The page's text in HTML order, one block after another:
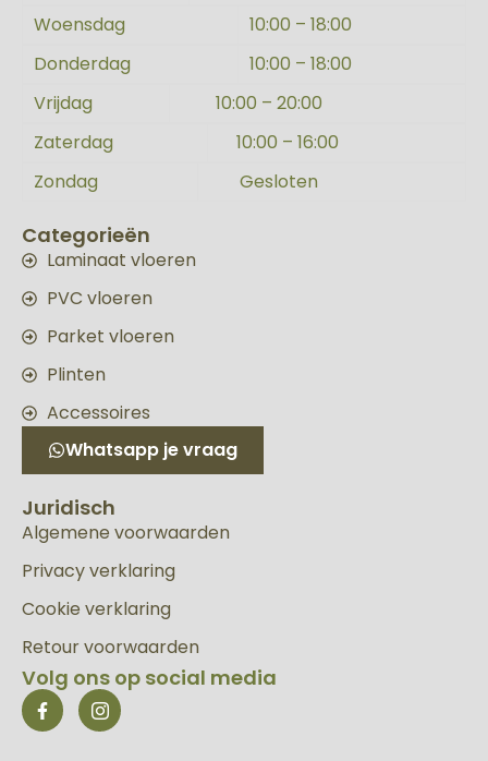
Woensdag
10:00 – 18:00
Donderdag
10:00 – 18:00
Vrijdag
10:00 – 20:00
Zaterdag
10:00 – 16:00
Zondag
Gesloten
Categorieën
Laminaat vloeren
PVC vloeren
Parket vloeren
Plinten
Accessoires
Whatsapp je vraag
Juridisch
Algemene voorwaarden
Privacy verklaring
Cookie verklaring
Retour voorwaarden
Volg ons op social media